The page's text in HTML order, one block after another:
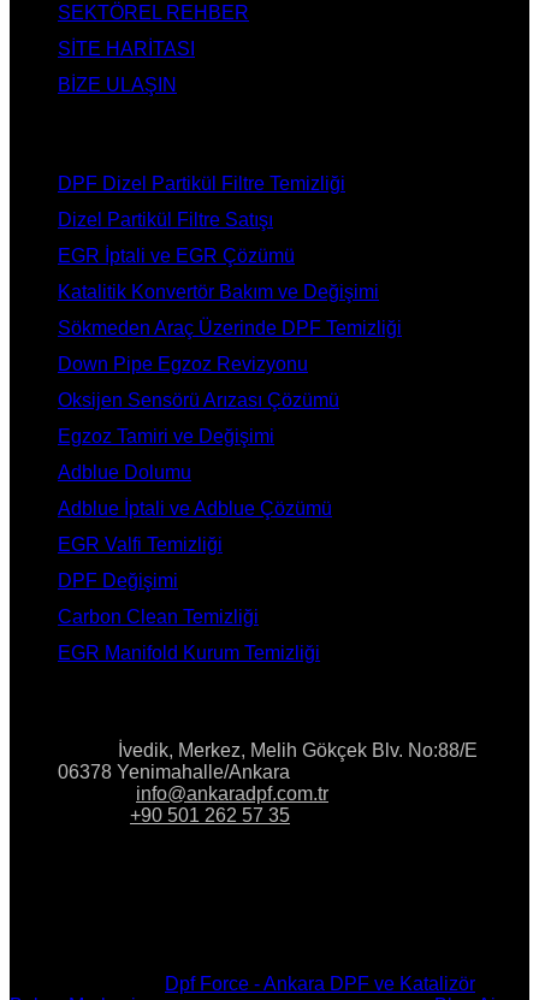
SEKTÖREL REHBER
SİTE HARİTASI
BİZE ULAŞIN
DPF Dizel Partikül Filtre Temizliği
Dizel Partikül Filtre Satışı
EGR İptali ve EGR Çözümü
Katalitik Konvertör Bakım ve Değişimi
Sökmeden Araç Üzerinde DPF Temizliği
Down Pipe Egzoz Revizyonu
Oksijen Sensörü Arızası Çözümü
Egzoz Tamiri ve Değişimi
Adblue Dolumu
Adblue İptali ve Adblue Çözümü
EGR Valfi Temizliği
DPF Değişimi
Carbon Clean Temizliği
EGR Manifold Kurum Temizliği
İvedik, Merkez, Melih Gökçek Blv. No:88/E
06378 Yenimahalle/Ankara
info@ankaradpf.com.tr
+90 501 262 57 35
Dpf Force - Ankara DPF ve Katalizör